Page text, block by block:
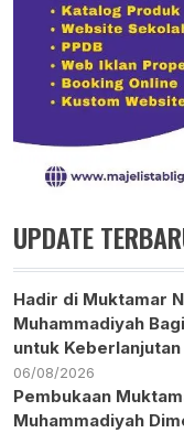
UPDATE
Hadir di Muktamar
Muhammadiyah
untuk Keberlanjutan
06/08/2026
Pembukaan
Muhammadiyah